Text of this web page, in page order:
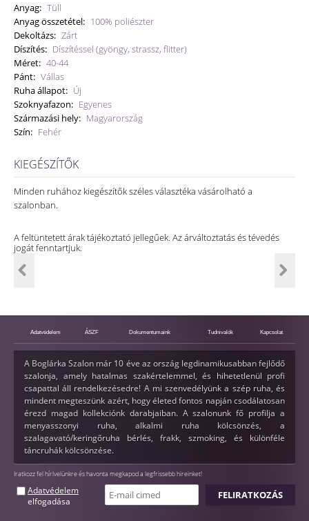
Anyag: Tüll
Anyag összetétel: 100% poliészter
Dekoltázs: Zárt
Díszítés: Díszítéssel (gyöngy, strassz, flitter)
Méret: 40-44
Pánt: Vállas
Ruha állapot: Új
Szoknyafazon: Egyenes
Származási hely: Magyarország
Szín: Fehér
KIEGÉSZÍTŐK
Minden ruhához kiegészítők széles választéka vásárolható a
szalonban.
A feltüntetett árak tájékoztató jellegűek. Az árváltoztatás és tévedés
jogát fenntartjuk.
Adatvédelem ÁSZF Dokumentumaink Tudnivalók Kapcsolat
A Boglárka Szalon már 10 éve az ország legdinamikusabban fejlődő
szalonja, amely hatalmas szakértelemmel, és hihetetlenül profi
csapattal áll rendelkezésedre! A mi szenvedélyünk a szép ruha, és
mindent megteszünk azért, hogy életed fontos napján csodálatosan
érezd magad kollekciónk darabjaiban. A szalonunk fő profilja a
menyasszonyi ruha, alkalmi ruha kölcsönzés, a
szalagavató/keringőruha bérlés, frakk, szmoking, és különféle
táncruhák kölcsönzése.
Iratkozz fel hírlvelünkre és havonta megkapod a legfrissebb hireinket!
Adatvédelem
elfogadása